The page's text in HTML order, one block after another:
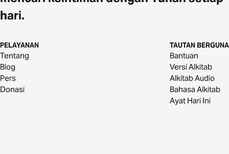
hari.
PELAYANAN
Tentang
Blog
Pers
Donasi
TAUTAN BERGUNA
Bantuan
Versi Alkitab
Alkitab Audio
Bahasa Alkitab
Ayat Hari Ini